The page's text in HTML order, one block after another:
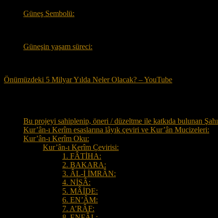
Güneş Sembolü:
Güneşin yaşam süreci:
Önümüzdeki 5 Milyar Yılda Neler Olacak? – YouTube
Bu projeyi sahiplenip, öneri / düzeltme ile katkıda bulunan
Kur’ân-ı Kerîm esaslarına lâyık çeviri ve Kur’ân Mucizeleri:
Kur’ân-ı Kerîm Oku:
Kur’ân-ı Kerîm Çevirisi:
1. FÂTİHA:
2. BAKARA:
3. ÂL-İ İMRÂN:
4. NİSÂ:
5. MÂİDE:
6. EN’ÂM:
7. A’RÂF: